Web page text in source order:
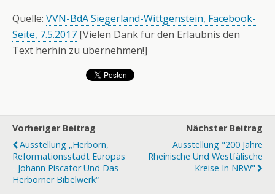
Quelle: VVN-BdA Siegerland-Wittgenstein, Facebook-
Seite, 7.5.2017 [Vielen Dank für den Erlaubnis den
Text herhin zu übernehmen!]
Vorheriger Beitrag
Ausstellung „Herborn,
Reformationsstadt Europas
- Johann Piscator Und Das
Herborner Bibelwerk“
Nächster Beitrag
Ausstellung "200 Jahre
Rheinische Und Westfälische
Kreise In NRW"